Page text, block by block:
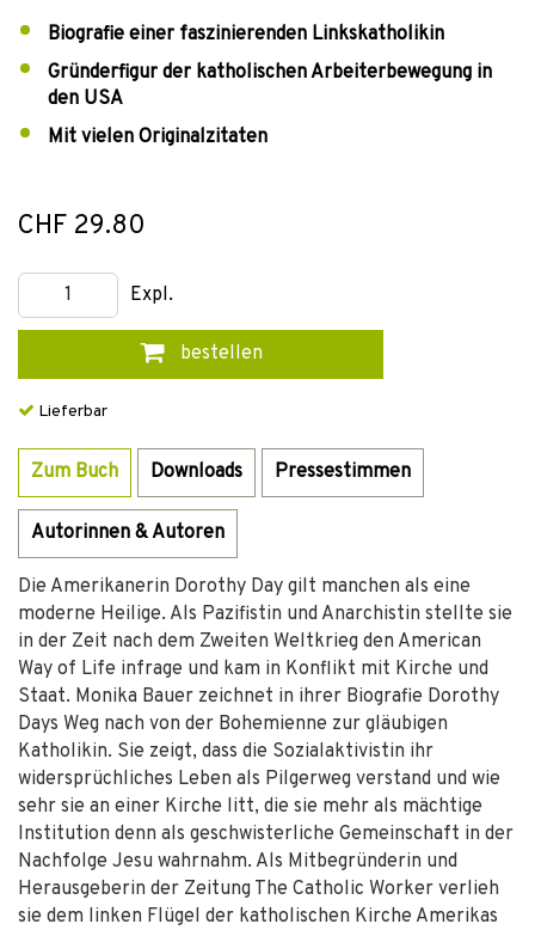
Biografie einer faszinierenden Linkskatholikin
Gründerfigur der katholischen Arbeiterbewegung in
den USA
Mit vielen Originalzitaten
CHF 29.80
Expl.
bestellen
Lieferbar
Zum Buch Downloads Pressestimmen
Autorinnen & Autoren
Die Amerikanerin Dorothy Day gilt manchen als eine
moderne Heilige. Als Pazifistin und Anarchistin stellte sie
in der Zeit nach dem Zweiten Weltkrieg den American
Way of Life infrage und kam in Konflikt mit Kirche und
Staat. Monika Bauer zeichnet in ihrer Biografie Dorothy
Days Weg nach von der Bohemienne zur gläubigen
Katholikin. Sie zeigt, dass die Sozialaktivistin ihr
widersprüchliches Leben als Pilgerweg verstand und wie
sehr sie an einer Kirche litt, die sie mehr als mächtige
Institution denn als geschwisterliche Gemeinschaft in der
Nachfolge Jesu wahrnahm. Als Mitbegründerin und
Herausgeberin der Zeitung The Catholic Worker verlieh
sie dem linken Flügel der katholischen Kirche Amerikas